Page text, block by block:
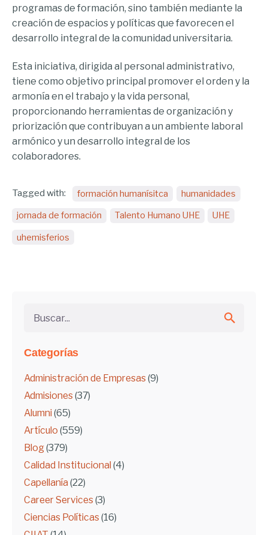
Categorías
Administración de Empresas (9)
Admisiones (37)
Alumni (65)
Artículo (559)
Blog(379)
Calidad Institucional (4)
Capellanía (22)
Career Services (3)
Ciencias Políticas (16)
programas de formación, sino también mediante la
creación de espacios y políticas que favorecen el
desarrollo integral de la comunidad universitaria.
Esta iniciativa, dirigida al personal administrativo,
tiene como objetivo principal promover el orden y la
armonía en el trabajo y la vida personal,
proporcionando herramientas de organización y
priorización que contribuyan a un ambiente laboral
armónico y un desarrollo integral de los
colaboradores.
Tagged with: formación humanísitca humanidades
jornada de formación Talento Humano UHE UHE
uhemisferios